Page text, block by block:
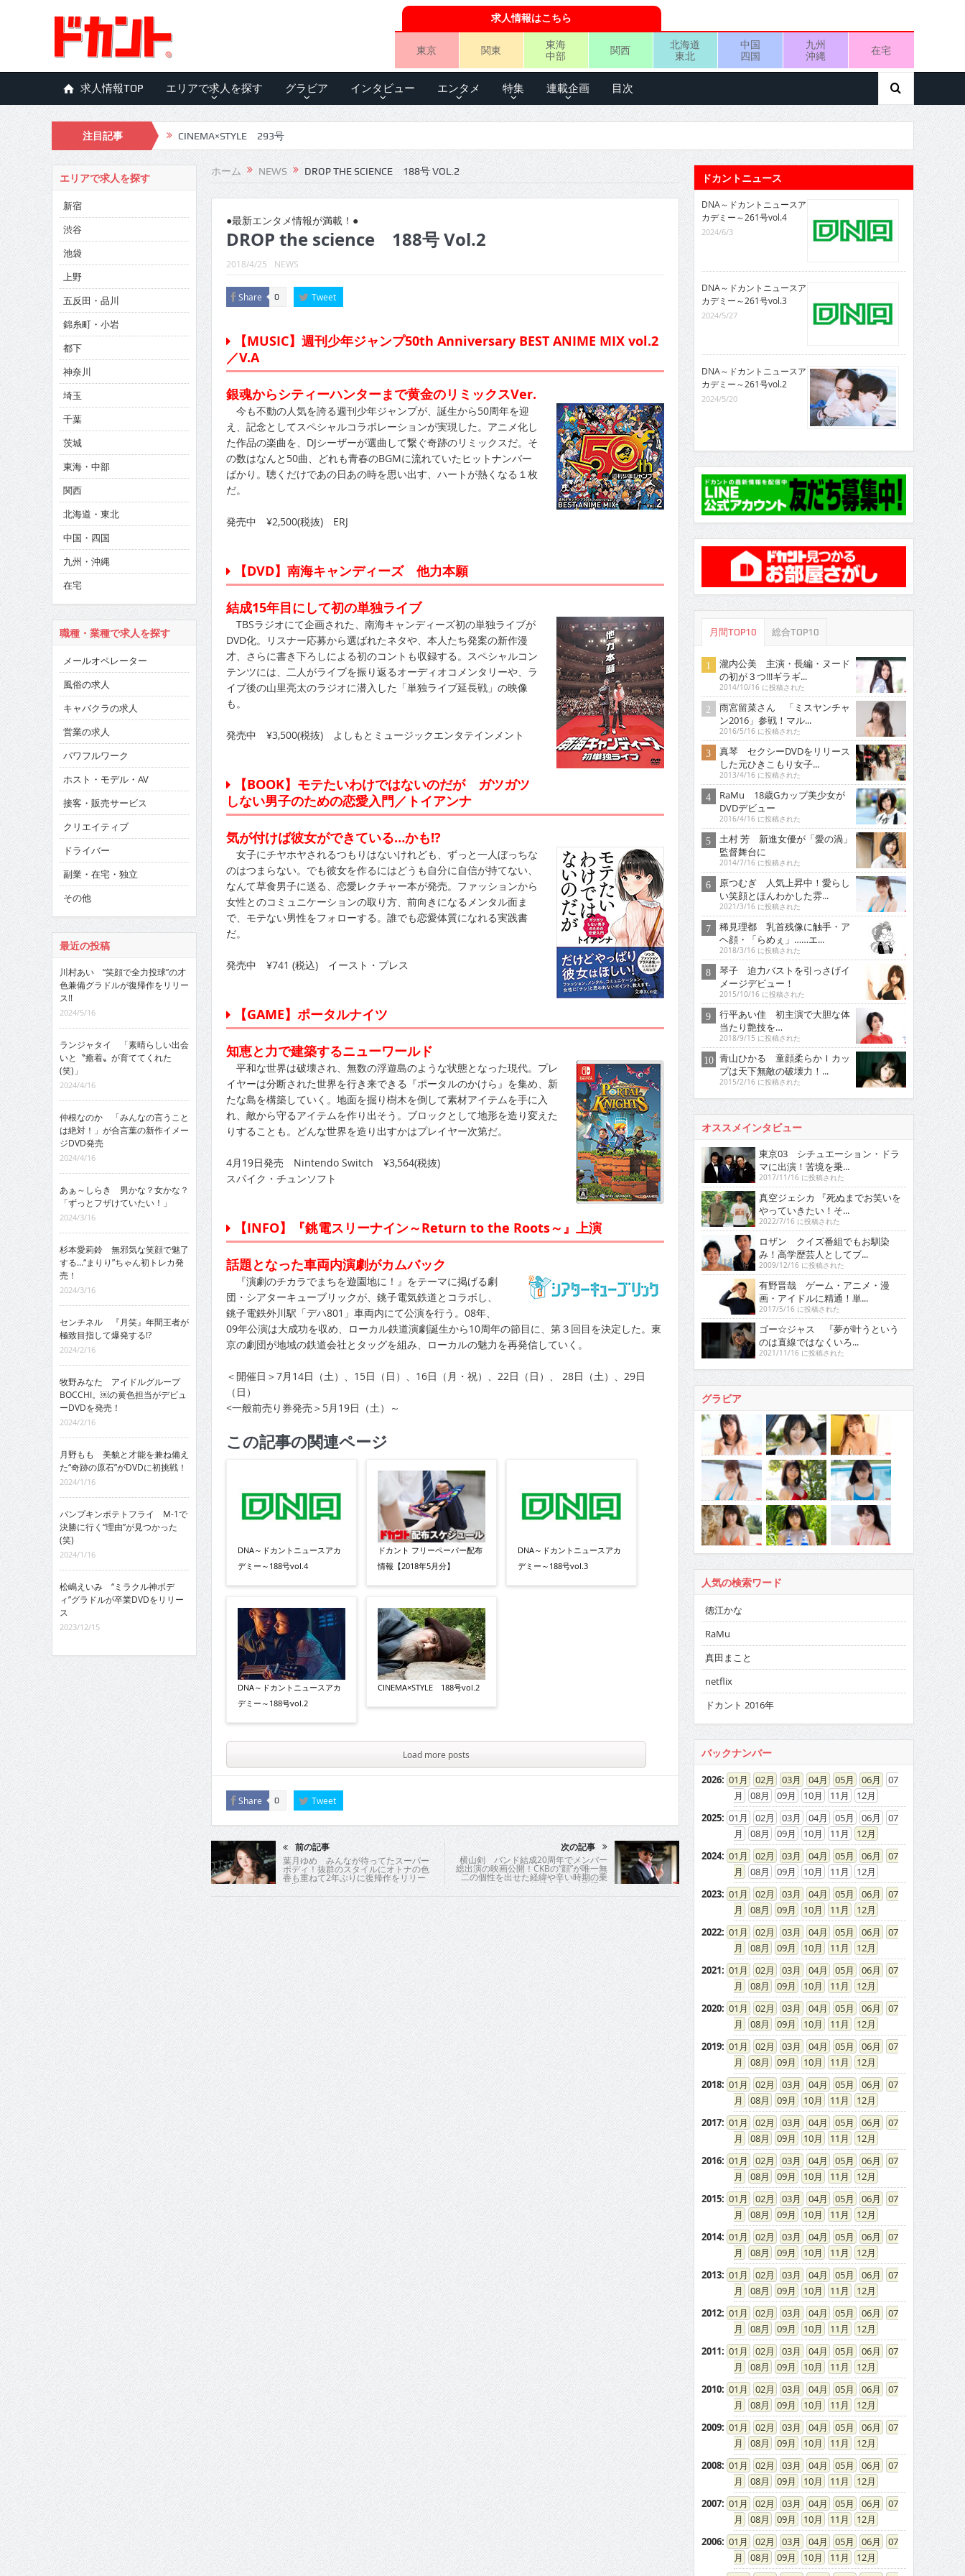
求人情報はこちら
東京 関東
東海
中部
関西
北海道
東北
中国
四国
九州
沖縄
在宅
求人情報TOP エリアで求人を探す グラビア インタビュー エンタメ 特集 連載企画 目次
注目記事 CINEMA×STYLE 292号
CINEMA×STYLE 291号
CINEMA×STYLE 290号
CINEMA×STYLE 289号
CINEMA×STYLE 288号
CINEMA×STYLE 287号
CINEMA×STYLE 286号
CINEMA×STYLE 285号
CINEMA×STYLE 294号
CINEMA×STYLE 293号
ホーム NEWS DROP THE SCIENCE 188号 VOL.2
●最新エンタメ情報が満載！●
DROP the science 188号 Vol.2
2018/4/25 NEWS
Share 0 Tweet
【MUSIC】週刊少年ジャンプ50th Anniversary BEST ANIME MIX vol.2
／V.A
銀魂からシティーハンターまで黄金のリミックスVer.
今も不動の人気を誇る週刊少年ジャンプが、誕生から50周年を迎
え、記念としてスペシャルコラボレーションが実現した。アニメ化し
た作品の楽曲を、DJシーザーが選曲して繋ぐ奇跡のリミックスだ。そ
の数はなんと50曲、どれも青春のBGMに流れていたヒットナンバー
ばかり。聴くだけであの日あの時を思い出す、ハートが熱くなる１枚
だ。
発売中 ¥2,500(税抜) ERJ
【DVD】南海キャンディーズ 他力本願
結成15年目にして初の単独ライブ
TBSラジオにて企画された、南海キャンディーズ初の単独ライブが
DVD化。リスナー応募から選ばれたネタや、本人たち発案の新作漫
才、さらに書き下ろしによる初のコントも収録する。スペシャルコン
テンツには、二人がライブを振り返るオーディオコメンタリーや、ラ
イブ後の山里亮太のラジオに潜入した「単独ライブ延長戦」の映像
も。
発売中 ¥3,500(税抜) よしもとミュージックエンタテインメント
【BOOK】モテたいわけではないのだが ガツガツ
しない男子のための恋愛入門／トイアンナ
気が付けば彼女ができている…かも!?
女子にチヤホヤされるつもりはないけれども、ずっと一人ぼっちな
のはつまらない。でも彼女を作るにはどうも自分に自信が持てない、
なんて草食男子に送る、恋愛レクチャー本が発売。ファッションから
女性とのコミュニケーションの取り方、前向きになるメンタル面ま
で、モテない男性をフォローする。誰でも恋愛体質になれる実践書
だ。
発売中 ¥741 (税込) イースト・プレス
【GAME】ポータルナイツ
知恵と力で建築するニューワールド
平和な世界は破壊され、無数の浮遊島のような状態となった現代。プレ
イヤーは分断された世界を行き来できる『ポータルのかけら』を集め、新
たな島を構築していく。地面を掘り樹木を倒して素材アイテムを手に入
れ、敵から守るアイテムを作り出そう。ブロックとして地形を造り変えた
りすることも。どんな世界を造り出すかはプレイヤー次第だ。
4月19日発売 Nintendo Switch ¥3,564(税抜)
スパイク・チュンソフト
【INFO】『銚電スリーナイン～Return to the Roots～』上演
話題となった車両内演劇がカムバック
『演劇のチカラでまちを遊園地に！』をテーマに掲げる劇
団・シアターキューブリックが、銚子電気鉄道とコラボし、
銚子電鉄外川駅「デハ801」車両内にて公演を行う。08年、
09年公演は大成功を収め、ローカル鉄道演劇誕生から10周年の節目に、第３回目を決定した。東
京の劇団が地域の鉄道会社とタッグを組み、ローカルの魅力を再発信していく。
＜開催日＞7月14日（土）、15日（日）、16日（月・祝）、22日（日）、 28日（土）、29日
（日）
<一般前売り券発売＞5月19日（土）～
この記事の関連ページ
DNA～ドカントニュースアカ
デミー～188号vol.4
DNA～ドカントニュースアカ
デミー～188号vol.2
ドカント フリーペーパー配布
情報【2018年5月分】
CINEMA×STYLE 188号vol.2
DNA～ドカントニュースアカ
デミー～188号vol.3
Load more posts
Share 0 Tweet
前の記事
葉月ゆめ みんなが待ってたスーパー
ボディ！抜群のスタイルにオトナの色
香も重ねて2年ぶりに復帰作をリリー
ス!!
次の記事
横山剣 バンド結成20周年でメンバー
総出演の映画公開！CKBの“顔”が唯一無
二の個性を出せた経緯や辛い時期の乗
り越え方まで教授
エリアで求人を探す
新宿
渋谷
池袋
上野
五反田・品川
錦糸町・小岩
都下
神奈川
埼玉
千葉
茨城
東海・中部
関西
北海道・東北
中国・四国
九州・沖縄
在宅
職種・業種で求人を探す
メールオペレーター
風俗の求人
キャバクラの求人
営業の求人
パワフルワーク
ホスト・モデル・AV
接客・販売サービス
クリエイティブ
ドライバー
副業・在宅・独立
その他
最近の投稿
川村あい “笑顔で全力投球”の才
色兼備グラドルが復帰作をリリー
ス!!
2024/5/16
ランジャタイ 「素晴らしい出会
いと〝癒着〟が育ててくれた
(笑)」
2024/4/16
仲根なのか 「みんなの言うこと
は絶対！」が合言葉の新作イメー
ジDVD発売
2024/4/16
あぁ～しらき 男かな？女かな？
「ずっとフザけていたい！」
2024/3/16
杉本愛莉鈴 無邪気な笑顔で魅了
する…“まりり”ちゃん初トレカ発
売！
2024/3/16
センチネル 『月笑』年間王者が
極致目指して爆発する!?
2024/2/16
牧野みなた アイドルグループ
BOCCHI。￼の黄色担当がデビュ
ーDVDを発売！
2024/2/16
月野もも 美貌と才能を兼ね備え
た“奇跡の原石”がDVDに初挑戦！
2024/1/16
パンプキンポテトフライ M-1で
決勝に行く“理由”が見つかった
(笑)
2024/1/16
松嶋えいみ “ミラクル神ボデ
ィ”グラドルが卒業DVDをリリー
ス
2023/12/15
ドカントニュース
DNA～ドカントニュースア
カデミー～261号vol.4
2024/6/3
DNA～ドカントニュースア
カデミー～261号vol.3
2024/5/27
DNA～ドカントニュースア
カデミー～261号vol.2
2024/5/20
月間TOP10 総合TOP10
瀧内公美 主演・長編・ヌード
の初が３つ!!!ギラギ...
2014/10/16 に投稿された
雨宮留菜さん 「ミスヤンチャ
ン2016」参戦！マル...
2016/5/16 に投稿された
真琴 セクシーDVDをリリース
した元ひきこもり女子...
2013/4/16 に投稿された
RaMu 18歳Gカップ美少女が
DVDデビュー
2016/4/16 に投稿された
土村 芳 新進女優が「愛の渦」
監督舞台に
2014/7/16 に投稿された
原つむぎ 人気上昇中！愛らし
い笑顔とほんわかした雰...
2021/3/16 に投稿された
稀見理都 乳首残像に触手・ア
ヘ顔・「らめぇ」……エ...
2018/3/16 に投稿された
琴子 迫力バストを引っさげイ
メージデビュー！
2015/10/16 に投稿された
行平あい佳 初主演で大胆な体
当たり艶技を…
2018/9/15 に投稿された
青山ひかる 童顔柔らかＩカッ
プは天下無敵の破壊力！...
2015/2/16 に投稿された
オススメインタビュー
東京03 シチュエーション・ドラ
マに出演！苦境を乗...
2017/11/16 に投稿された
真空ジェシカ 『死ぬまでお笑いを
やっていきたい！そ...
2022/7/16 に投稿された
ロザン クイズ番組でもお馴染
み！高学歴芸人としてブ...
2009/12/16 に投稿された
有野晋哉 ゲーム・アニメ・漫
画・アイドルに精通！単...
2017/5/16 に投稿された
ゴー☆ジャス 『夢が叶うという
のは直線ではなくいろ...
2021/11/16 に投稿された
グラビア
人気の検索ワード
徳江かな
RaMu
真田まこと
netflix
ドカント 2016年
バックナンバー
2026: 01 02 03 04 05 06
07
08
09 10 11
12
2025: 01 02 03 04 05 06
07
08
09 10 11
12
2024: 01 02 03 04 05 06
07
08
09 10 11
12
2023: 01 02 03 04 05 06
07
08
09 10 11
12
2022: 01 02 03 04 05 06
07
08
09 10 11
12
2021: 01 02 03 04 05 06
07
08
09 10 11
12
2020: 01 02 03 04 05 06
07
08
09 10 11
12
2019: 01 02 03 04 05 06
07
08
09 10 11
12
2018: 01 02 03 04 05 06
07
08
09 10 11
12
2017: 01 02 03 04 05 06
07
08
09 10 11
12
2016: 01 02 03 04 05 06
07
08
09 10 11
12
2015: 01 02 03 04 05 06
07
08
09 10 11
12
2014: 01 02 03 04 05 06
07
08
09 10 11
12
2013: 01 02 03 04 05 06
07
08
09 10 11
12
2012: 01 02 03 04 05 06
07
08
09 10 11
12
2011: 01 02 03 04 05 06
07
08
09 10 11
12
2010: 01 02 03 04 05 06
07
08
09 10 11
12
2009: 01 02 03 04 05 06
07
08
09 10 11
12
2008: 01 02 03 04 05 06
07
08
09 10 11
12
2007: 01 02 03 04 05 06
07
08
09 10 11
12
2006: 01 02 03 04 05 06
07
08
09 10 11
12